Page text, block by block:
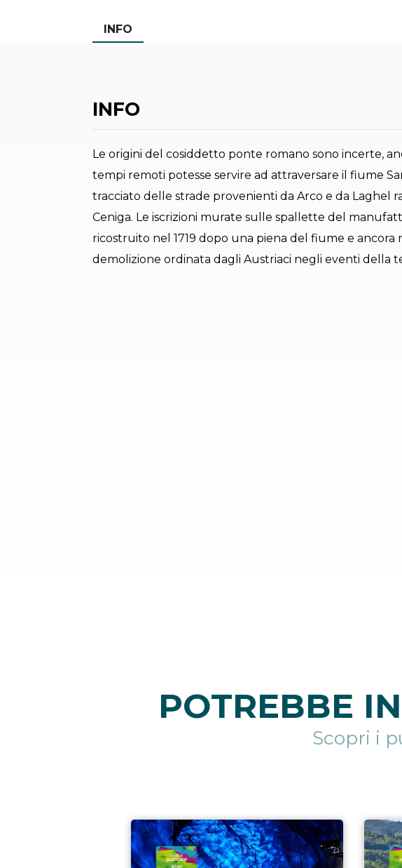
INFO
INFO
Le origini del cosiddetto ponte romano sono incerte,
tempi remoti potesse servire ad attraversare il fiume
tracciato delle strade provenienti da Arco e da Laghel
Ceniga. Le iscrizioni murate sulle spallette del
ricostruito nel 1719 dopo una piena del fiume e ancora
demolizione ordinata dagli Austriaci negli eventi della
POTREBBE
Scopri i